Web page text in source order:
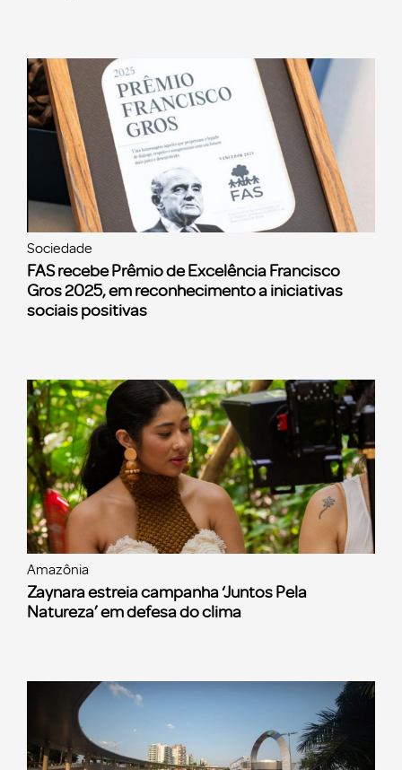
Sociedade
FAS recebe Prêmio de Excelência Francisco
Gros 2025, em reconhecimento a iniciativas
sociais positivas
Amazônia
Zaynara estreia campanha ‘Juntos Pela
Natureza’ em defesa do clima